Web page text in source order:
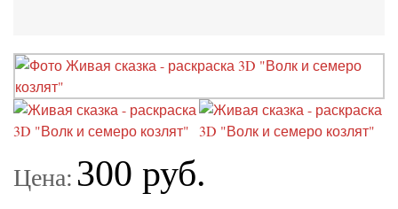
Цена: 300 руб.